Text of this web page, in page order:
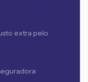
extra pelo